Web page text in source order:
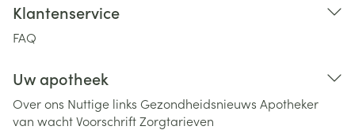
Klantenservice
FAQ
Uw apotheek
Over ons Nuttige links Gezondheidsnieuws Apotheker
van wachtVoorschriftZorgtarieven